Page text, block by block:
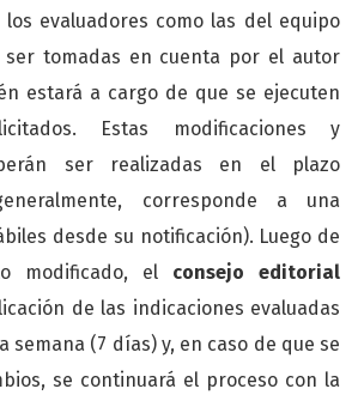
los evaluadores como las del equipo
tomadas en cuenta por el autor
estará a cargo de que se ejecuten
Estas modificaciones y
ser realizadas en el plazo
corresponde a una
desde su notificación). Luego de
modificado, el consejo editorial
de las indicaciones evaluadas
semana (7 días) y, en caso de que se
se continuará el proceso con la